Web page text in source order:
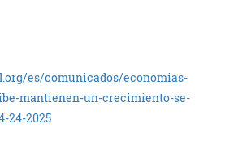
es/comunicados/economias-
mantienen-un-crecimiento-se-
24-2025